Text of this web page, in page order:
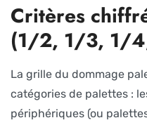
Critères
(1/2, 1/3, 1/
La grille du dommage
catégories de palettes :
périphériques (ou